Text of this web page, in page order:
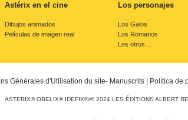
Astérix en el cine
Dibujos animados
Películas de imagen real
Los personajes
Los Galos
Los Romanos
Los otros…
Générales d'Utilisation du site- Manuscrits Política de
ASTERIX® OBELIX® IDEFIX®/© 2024 LES ÉDITIONS ALBERT